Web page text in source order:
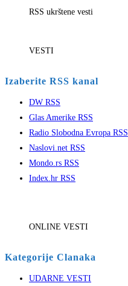
RSS ukrštene vesti
VESTI
Izaberite RSS kanal
DW RSS
Glas Amerike RSS
Radio Slobodna Evropa RSS
Naslovi.net RSS
Mondo.rs RSS
Index.hr RSS
ONLINE VESTI
Kategorije Clanaka
UDARNE VESTI